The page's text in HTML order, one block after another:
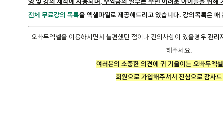
전체 무료강의 목록을 엑셀파일로 제공해드리고 있습니다. 강의목록은 매
오빠두엑셀을 이용하시면서 불편했던 점이나 건의사항이 있을경우관리
해주세요.
여러분의 소중한 의견에 귀 기울이는 오빠두엑
회원으로 가입해주셔서 진심으로 감사